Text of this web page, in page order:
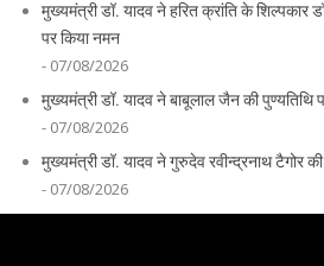
मुख्यमंत्री डॉ. यादव ने हरित क्रांति के शिल्पकार
पर किया नमन
- 07/08/2026
मुख्यमंत्री डॉ. यादव ने बाबूलाल जैन की पुण्यतिथि
- 07/08/2026
मुख्यमंत्री डॉ. यादव ने गुरुदेव रवीन्द्रनाथ टैगोर
- 07/08/2026